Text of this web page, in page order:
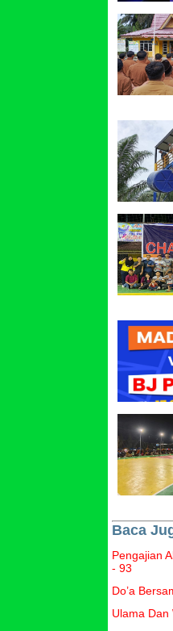
Baca
Pengajian
- 93
Do’a
Ulama Dan